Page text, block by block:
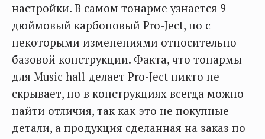
настройки. В самом тонарме узнается 9-
дюймовый карбоновый Pro-Ject, но с
некоторыми изменениями относительно
базовой конструкции. Факта, что тонармы
для Music hall делает Pro-Ject никто не
скрывает, но в конструкциях всегда можно
найти отличия, так как это не покупные
детали, а продукция сделанная на заказ по